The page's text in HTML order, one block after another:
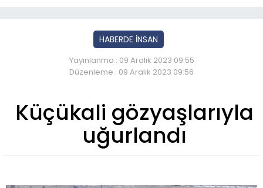
HABERDE İNSAN
Yayınlanma : 09 Aralık 2023 09:55
Düzenleme : 09 Aralık 2023 09:56
Küçükali gözyaşlarıyla
uğurlandı